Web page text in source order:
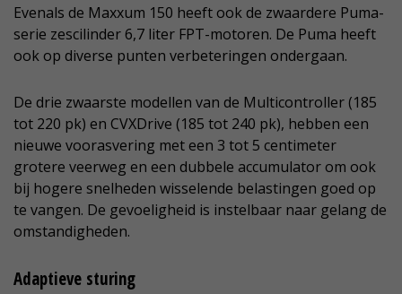
Evenals de Maxxum 150 heeft ook de zwaardere Puma-
serie zescilinder 6,7 liter FPT-motoren. De Puma heeft
ook op diverse punten verbeteringen ondergaan.
De drie zwaarste modellen van de Multicontroller (185
tot 220 pk) en CVXDrive (185 tot 240 pk), hebben een
nieuwe voorasvering met een 3 tot 5 centimeter
grotere veerweg en een dubbele accumulator om ook
bij hogere snelheden wisselende belastingen goed op
te vangen. De gevoeligheid is instelbaar naar gelang de
omstandigheden.
Adaptieve sturing